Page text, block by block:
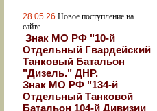
28.05.26 Новое поступление на
сайте...
Знак МО РФ "10-й
Отдельный Гвардейский
Танковый Батальон
"Дизель." ДНР.
Знак МО РФ "134-й
Отдельный Танковой
Батальон 104-й Дивизии